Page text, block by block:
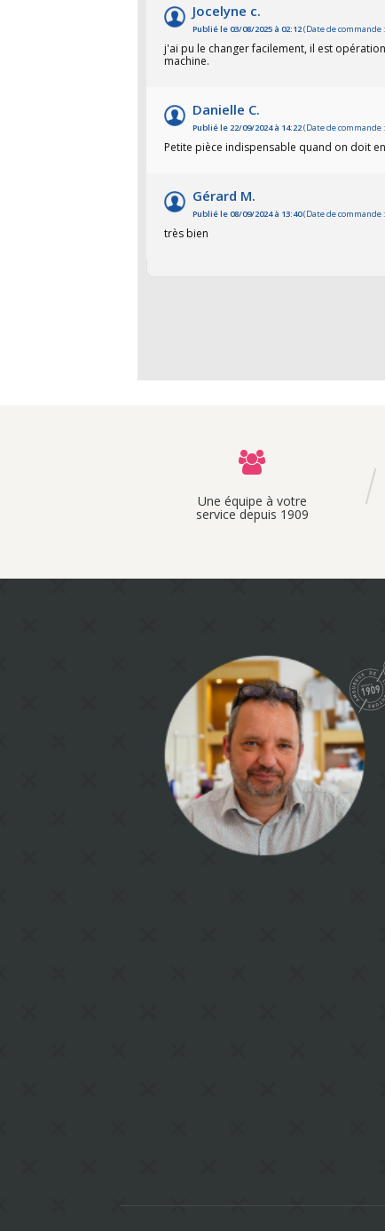
Jocelyne c.
Publié le 03/08/2025 à 02:12(Date de commande
j'ai pu le changer facilement, il est
machine.
Danielle C.
Publié le 22/09/2024 à 14:22(Date de commande
Petite pièce indispensable quand on doit
Gérard M.
Publié le 08/09/2024 à 13:40(Date de commande
très bien
Une équipe à votre
service depuis 1909